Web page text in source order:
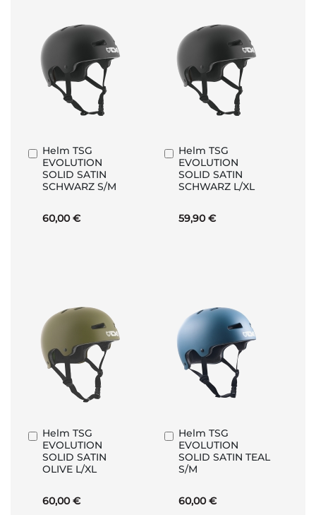
Helm TSG
EVOLUTION
SOLID SATIN
SCHWARZ S/M
60,00 €
In
den
Warenkorb
Helm TSG
EVOLUTION
SOLID SATIN
SCHWARZ L/XL
59,90 €
In
den
Warenkorb
Helm TSG
EVOLUTION
SOLID SATIN
OLIVE L/XL
60,00 €
In
den
Warenkorb
Helm TSG
EVOLUTION
SOLID SATIN TEAL
S/M
60,00 €
In
den
Warenkorb